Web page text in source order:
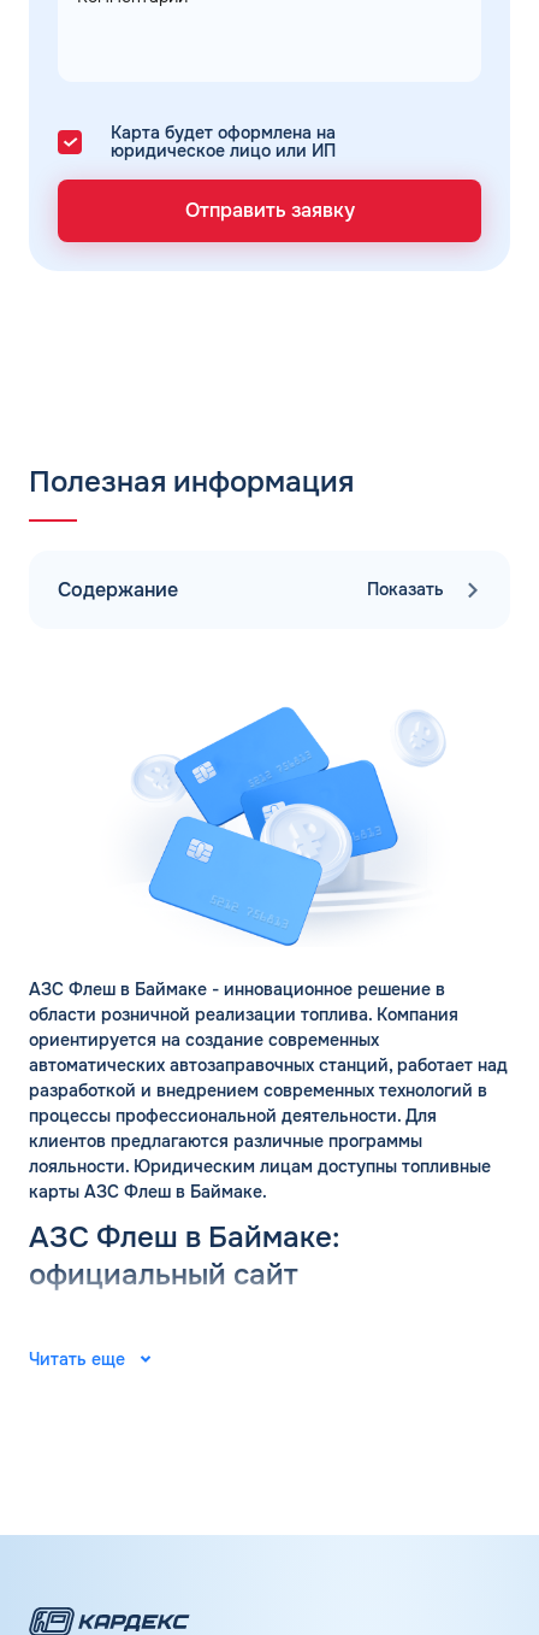
Карта будет оформлена на
юридическое лицо или ИП
Отправить заявку
Полезная информация
Содержание Показать
АЗС Флеш в Баймаке - инновационное решение в
области розничной реализации топлива. Компания
ориентируется на создание современных
автоматических автозаправочных станций, работает над
разработкой и внедрением современных технологий в
процессы профессиональной деятельности. Для
клиентов предлагаются различные программы
лояльности. Юридическим лицам доступны топливные
карты АЗС Флеш в Баймаке.
АЗС Флеш в Баймаке:
официальный сайт
2008 году. Специалисты разработали и внедрили
автоматические автозаправочные станции на
году. Компания предлагает только автоматические
бесконтактной оплаты, которая не требует
Читать еще